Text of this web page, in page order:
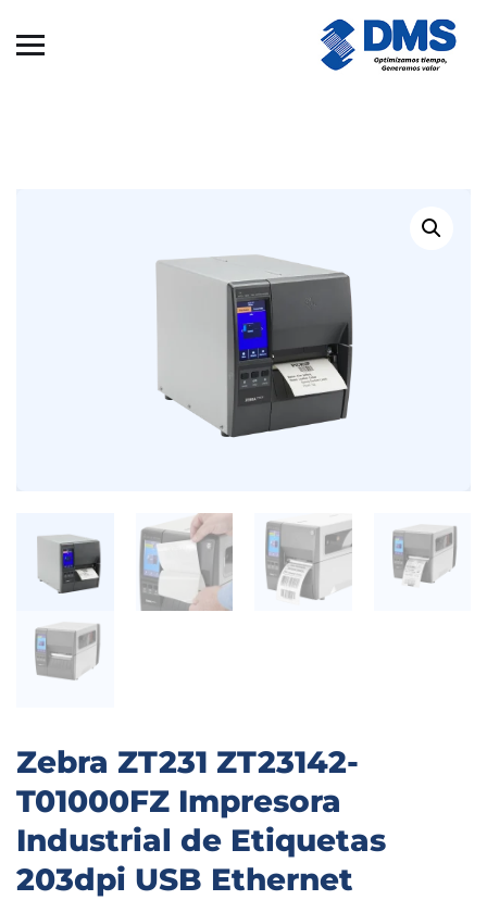
Zebra ZT231 ZT23142-
T01000FZ Impresora
Industrial de Etiquetas
203dpi USB Ethernet